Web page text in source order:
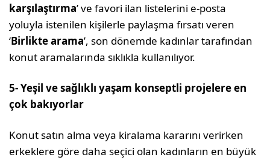
karşılaştırma’ ve favori ilan listelerini e-posta
yoluyla istenilen kişilerle paylaşma fırsatı veren
‘Birlikte arama’, son dönemde kadınlar tarafından
konut aramalarında sıklıkla kullanılıyor.
5- Yeşil ve sağlıklı yaşam konseptli projelere en
çok bakıyorlar
Konut satın alma veya kiralama kararını verirken
erkeklere göre daha seçici olan kadınların en büyük